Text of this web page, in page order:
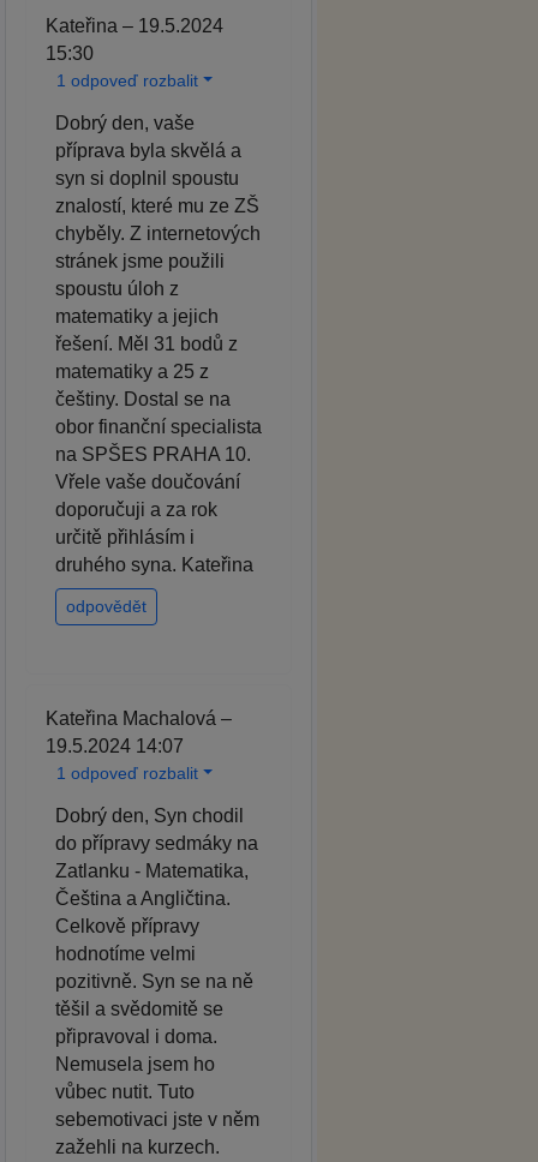
Kateřina – 19.5.2024
15:30
1 odpoveď rozbalit
Dobrý den, vaše
příprava byla skvělá a
syn si doplnil spoustu
znalostí, které mu ze ZŠ
chyběly. Z internetových
stránek jsme použili
spoustu úloh z
matematiky a jejich
řešení. Měl 31 bodů z
matematiky a 25 z
češtiny. Dostal se na
obor finanční specialista
na SPŠES PRAHA 10.
Vřele vaše doučování
doporučuji a za rok
určitě přihlásím i
druhého syna. Kateřina
odpovědět
Kateřina Machalová –
19.5.2024 14:07
1 odpoveď rozbalit
Dobrý den, Syn chodil
do přípravy sedmáky na
Zatlanku - Matematika,
Čeština a Angličtina.
Celkově přípravy
hodnotíme velmi
pozitivně. Syn se na ně
těšil a svědomitě se
připravoval i doma.
Nemusela jsem ho
vůbec nutit. Tuto
sebemotivaci jste v něm
zažehli na kurzech.